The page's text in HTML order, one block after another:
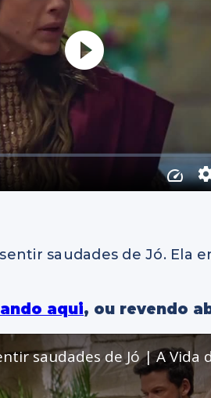
saudades de Jó. Ela
aqui, ou revendo